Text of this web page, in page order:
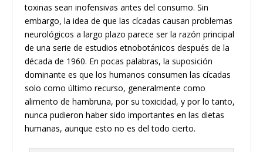
toxinas sean inofensivas antes del consumo. Sin
embargo, la idea de que las cícadas causan problemas
neurológicos a largo plazo parece ser la razón principal
de una serie de estudios etnobotánicos después de la
década de 1960. En pocas palabras, la suposición
dominante es que los humanos consumen las cícadas
solo como último recurso, generalmente como
alimento de hambruna, por su toxicidad, y por lo tanto,
nunca pudieron haber sido importantes en las dietas
humanas, aunque esto no es del todo cierto.